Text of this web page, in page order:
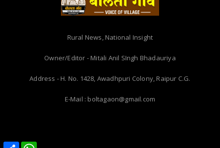
Share
Share
Rural News, National Insight
Owner/Editor - Mitali Anil SIngh Bhadauriya
Address - H. No. 1428, Awadhpuri Colony, Raipur C.G.
E-Mail : boltagaon@gmail.com